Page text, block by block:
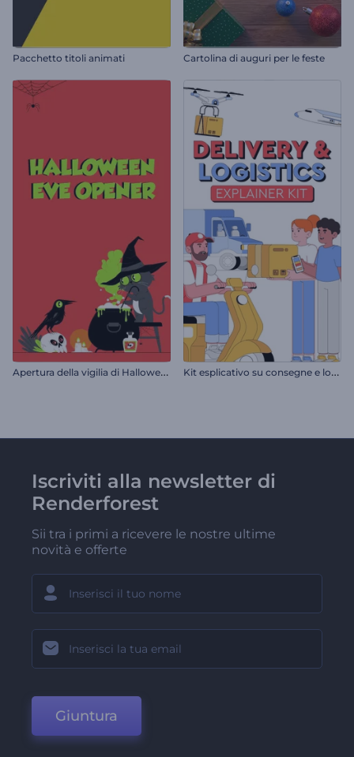
Pacchetto titoli animati Cartolina di auguri per le feste
A
pertura della vigilia di Halloween K
it esplicativo su consegne e logistica
Iscriviti alla newsletter di
Renderforest
Sii tra i primi a ricevere le nostre ultime
novità e offerte
Giuntura